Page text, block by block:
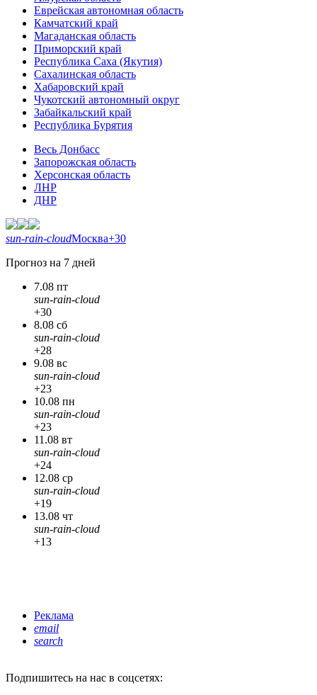
Еврейская автономная область
Камчатский край
Магаданская область
Приморский край
Республика Саха (Якутия)
Сахалинская область
Хабаровский край
Чукотский автономный округ
Забайкальский край
Республика Бурятия
Весь Донбасс
Запорожская область
Херсонская область
ЛНР
ДНР
sun-rain-cloudМосква+30
Прогноз на 7 дней
7.08 пт
sun-rain-cloud
+30
8.08 сб
sun-rain-cloud
+28
9.08 вс
sun-rain-cloud
+23
10.08 пн
sun-rain-cloud
+23
11.08 вт
sun-rain-cloud
+24
12.08 ср
sun-rain-cloud
+19
13.08 чт
sun-rain-cloud
+13
Реклама
email
search
Подпишитесь на нас в соцсетях: